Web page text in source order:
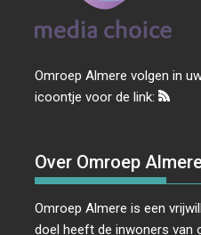
Omroep Almere volgen in
icoontje voor de link:
Over Omroep
Omroep Almere is een
doel heeft de inwoners van